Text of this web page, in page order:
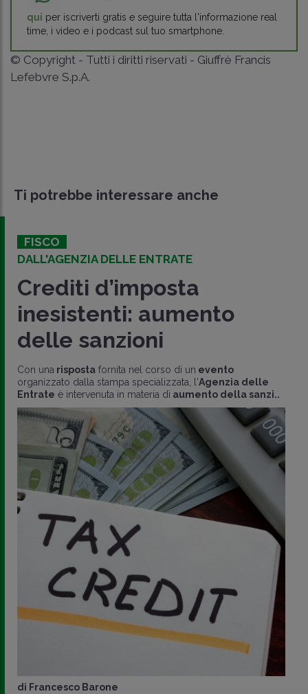
qui per iscriverti gratis e seguire tutta l'informazione real
time, i video e i podcast sul tuo smartphone.
© Copyright - Tutti i diritti riservati - Giuffrè Francis
Lefebvre S.p.A.
Ti potrebbe interessare anche
FISCO
DALL'AGENZIA DELLE ENTRATE
Crediti d’imposta
inesistenti: aumento
delle sanzioni
Con una risposta fornita nel corso di un evento
organizzato dalla stampa specializzata, l'Agenzia delle
Entrate è intervenuta in materia di aumento della sanzi..
di Francesco Barone